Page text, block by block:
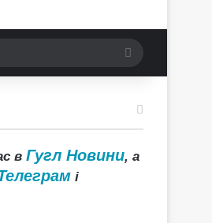
Search
вГугл Новини, а
і